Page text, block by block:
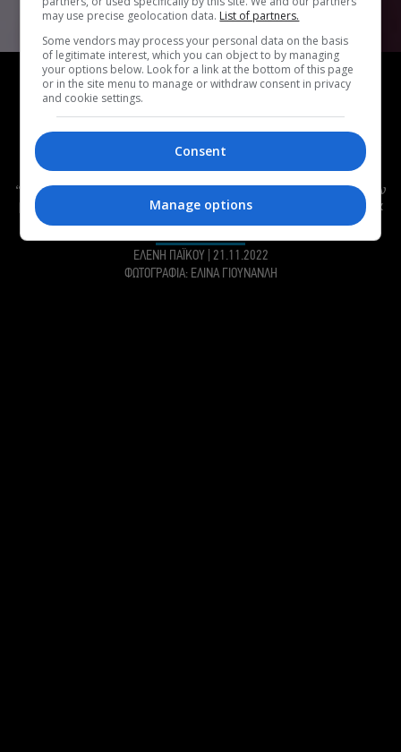
ΣΥΝΕΝΤΕΥΞΗ
Status Update:Βαγγέλης Δαούσης, ηθοποιός
Συνδέσμου. Μικρός ήθελε να γίνει ποδοσφαιριστής, αλλά
τον κέρδισε η υποκριτική. Με όνειρο να παίξει πολλούς
ακόμα ρόλους στο μέλλον, αυτή τη στιγμή παίζει στα
“Καλύτερα μας xρόνια”, ενώ κάθε Τετάρτη με Κυριακή τον
βρίσκουμε στο Θέατρο Δημήτρης Χορν, στην «Φιλουμένα
Μαρτουράνο».
ΕΛΕΝΗ ΠΑΪΚΟΥ
21.11.2022
ΦΩΤΟΓΡΑΦΙΑ: ΕΛΙΝΑ ΓΙΟΥΝΑΝΛΗ
may use precise geolocation data. List of partners.
Some vendors may process your personal data on the basis
of legitimate interest, which you can object to by managing
your options below. Look for a link at the bottom of this page
or in the site menu to manage or withdraw consent in privacy
and cookie settings.
Consent
Manage options